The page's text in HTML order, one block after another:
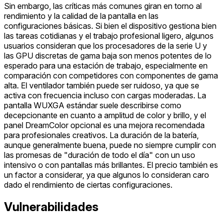
Sin embargo, las críticas más comunes giran en torno al
rendimiento y la calidad de la pantalla en las
configuraciones básicas. Si bien el dispositivo gestiona bien
las tareas cotidianas y el trabajo profesional ligero, algunos
usuarios consideran que los procesadores de la serie U y
las GPU discretas de gama baja son menos potentes de lo
esperado para una estación de trabajo, especialmente en
comparación con competidores con componentes de gama
alta. El ventilador también puede ser ruidoso, ya que se
activa con frecuencia incluso con cargas moderadas. La
pantalla WUXGA estándar suele describirse como
decepcionante en cuanto a amplitud de color y brillo, y el
panel DreamColor opcional es una mejora recomendada
para profesionales creativos. La duración de la batería,
aunque generalmente buena, puede no siempre cumplir con
las promesas de "duración de todo el día" con un uso
intensivo o con pantallas más brillantes. El precio también es
un factor a considerar, ya que algunos lo consideran caro
dado el rendimiento de ciertas configuraciones.
Vulnerabilidades